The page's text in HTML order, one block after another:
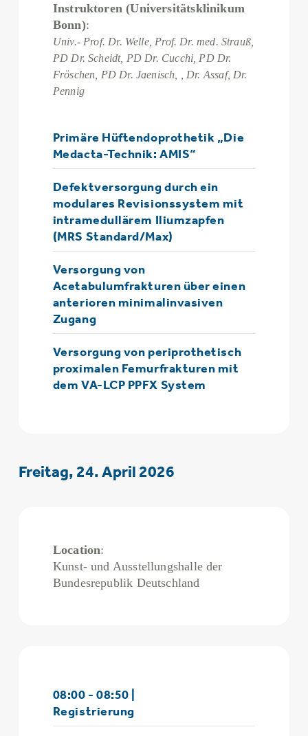
Instruktoren (Universitätsklinikum
Bonn):
Univ.- Prof. Dr. Welle, Prof. Dr. med. Strauß,
PD Dr. Scheidt, PD Dr. Cucchi, PD Dr.
Fröschen, PD Dr. Jaenisch, , Dr. Assaf, Dr.
Pennig
Primäre Hüftendoprothetik „Die
Medacta-Technik: AMIS“
Defektversorgung durch ein
modulares Revisionssystem mit
intramedullärem Iliumzapfen
(MRS Standard/Max)
Versorgung von
Acetabulumfrakturen über einen
anterioren minimalinvasiven
Zugang
Versorgung von periprothetisch
proximalen Femurfrakturen mit
dem VA-LCP PPFX System
Freitag, 24. April 2026
Location:
Kunst- und Ausstellungshalle der
Bundesrepublik Deutschland
08:00 - 08:50 |
Registrierung